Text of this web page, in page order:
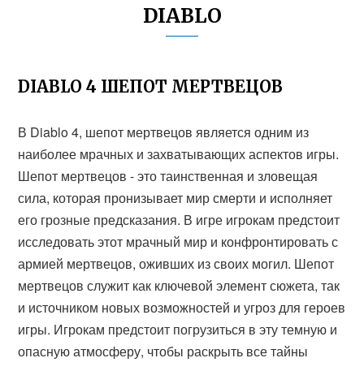
DIABLO
DIABLO 4 ШЕПОТ МЕРТВЕЦОВ
В Diablo 4, шепот мертвецов является одним из
наиболее мрачных и захватывающих аспектов игры.
Шепот мертвецов - это таинственная и зловещая
сила, которая пронизывает мир смерти и исполняет
его грозные предсказания. В игре игрокам предстоит
исследовать этот мрачный мир и конфронтировать с
армией мертвецов, оживших из своих могил. Шепот
мертвецов служит как ключевой элемент сюжета, так
и источником новых возможностей и угроз для героев
игры. Игрокам предстоит погрузиться в эту темную и
опасную атмосферу, чтобы раскрыть все тайны